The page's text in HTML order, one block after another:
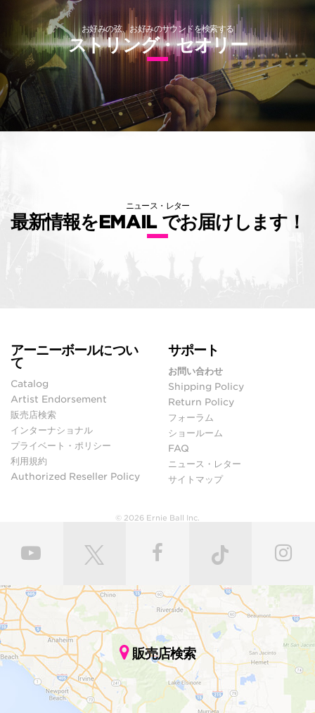
お好みの弦、お好みのサウンドを検索する
ストリング・セオリー
ニュース・レター
最新情報をEMAIL でお届けします！
アーニーボールについ
て
Catalog
Artist Endorsement
販売店検索
インターナショナル
プライベート・ポリシー
利用規約
Authorized Reseller Policy
サポート
お問い合わせ
Shipping Policy
Return Policy
フォーラム
ショールーム
FAQ
ニュース・レター
サイトマップ
© 2026 Ernie Ball Inc.
販売店検索